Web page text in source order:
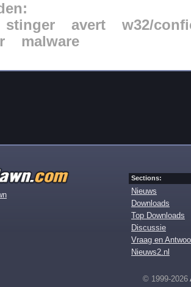
stinger avert
w32/
malware
Sections:
Nieuws
Downloads
Top Downloads
Discussie
Vraag en
Nieuws2.nl
© 1999-2026